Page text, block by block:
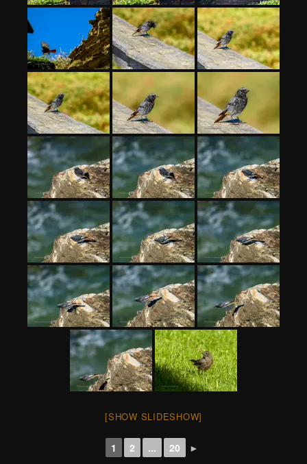
[SHOW SLIDESHOW]
1 2 ... 20 ►